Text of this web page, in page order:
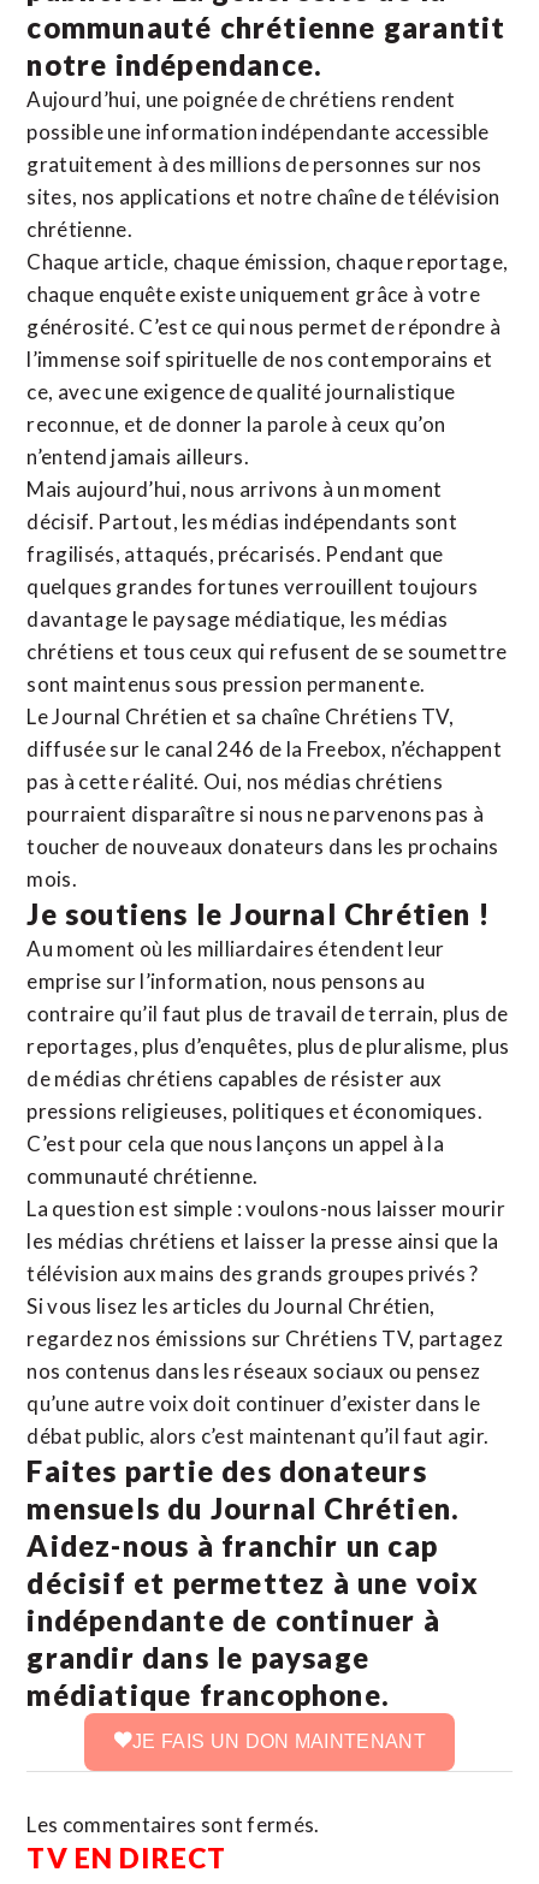
communauté chrétienne garantit
notre indépendance.
Aujourd’hui, une poignée de chrétiens rendent
possible une information indépendante accessible
gratuitement à des millions de personnes sur nos
sites, nos applications et notre chaîne de télévision
chrétienne.
Chaque article, chaque émission, chaque reportage,
chaque enquête existe uniquement grâce à votre
générosité. C’est ce qui nous permet de répondre à
l’immense soif spirituelle de nos contemporains et
ce, avec une exigence de qualité journalistique
reconnue, et de donner la parole à ceux qu’on
n’entend jamais ailleurs.
Mais aujourd’hui, nous arrivons à un moment
décisif. Partout, les médias indépendants sont
fragilisés, attaqués, précarisés. Pendant que
quelques grandes fortunes verrouillent toujours
davantage le paysage médiatique, les médias
chrétiens et tous ceux qui refusent de se soumettre
sont maintenus sous pression permanente.
Le Journal Chrétien et sa chaîne Chrétiens TV,
diffusée sur le canal 246 de la Freebox, n’échappent
pas à cette réalité. Oui, nos médias chrétiens
pourraient disparaître si nous ne parvenons pas à
toucher de nouveaux donateurs dans les prochains
mois.
Je soutiens le Journal Chrétien !
Au moment où les milliardaires étendent leur
emprise sur l’information, nous pensons au
contraire qu’il faut plus de travail de terrain, plus de
reportages, plus d’enquêtes, plus de pluralisme, plus
de médias chrétiens capables de résister aux
pressions religieuses, politiques et économiques.
C’est pour cela que nous lançons un appel à la
communauté chrétienne.
La question est simple : voulons-nous laisser mourir
les médias chrétiens et laisser la presse ainsi que la
télévision aux mains des grands groupes privés ?
Si vous lisez les articles du Journal Chrétien,
regardez nos émissions sur Chrétiens TV, partagez
nos contenus dans les réseaux sociaux ou pensez
qu’une autre voix doit continuer d’exister dans le
débat public, alors c’est maintenant qu’il faut agir.
Faites partie des donateurs
mensuels du Journal Chrétien.
Aidez-nous à franchir un cap
décisif et permettez à une voix
indépendante de continuer à
grandir dans le paysage
médiatique francophone.
JE FAIS UN DON MAINTENANT
Les commentaires sont fermés.
TV EN DIRECT